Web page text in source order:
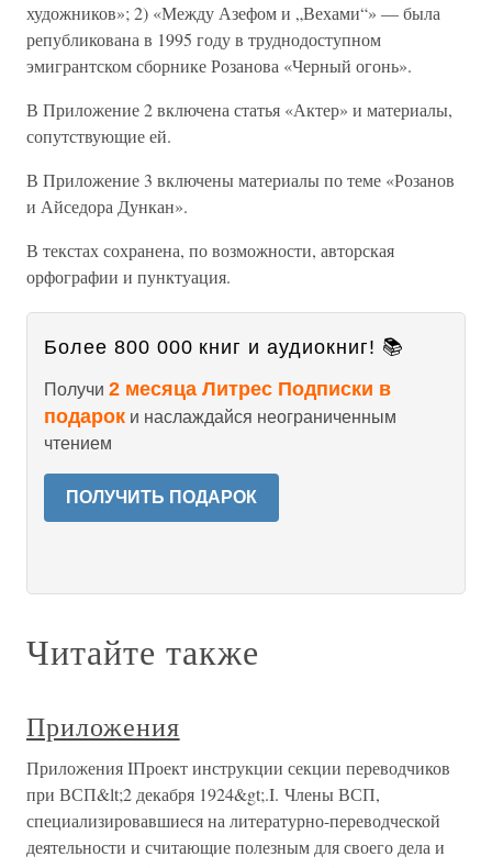
художников»; 2) «Между Азефом и „Вехами“» — была
републикована в 1995 году в труднодоступном
эмигрантском сборнике Розанова «Черный огонь».
В Приложение 2 включена статья «Актер» и материалы,
сопутствующие ей.
В Приложение 3 включены материалы по теме «Розанов
и Айседора Дункан».
В текстах сохранена, по возможности, авторская
орфографии и пунктуация.
Более 800 000 книг и аудиокниг! 📚
Получи 2 месяца Литрес Подписки в
подарок и наслаждайся неограниченным
чтением
ПОЛУЧИТЬ ПОДАРОК
Читайте также
Приложения
Приложения IПроект инструкции секции переводчиков
при ВСП&lt;2 декабря 1924&gt;.I. Члены ВСП,
специализировавшиеся на литературно-переводческой
деятельности и считающие полезным для своего дела и